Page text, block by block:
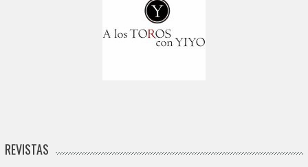
REVISTAS